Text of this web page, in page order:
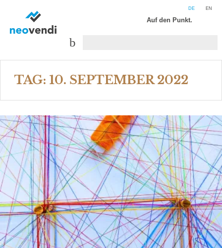
DE EN
Auf den Punkt.
TAG: 10. SEPTEMBER 2022